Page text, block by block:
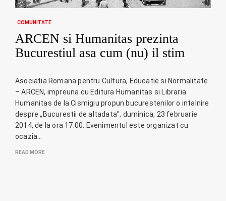
COMUNITATE
ARCEN si Humanitas prezinta
Bucurestiul asa cum (nu) il stim
Asociatia Romana pentru Cultura, Educatie si Normalitate
– ARCEN, impreuna cu Editura Humanitas si Libraria
Humanitas de la Cismigiu propun bucurestenilor o intalnire
despre „Bucurestii de altadata”, duminica, 23 februarie
2014, de la ora 17.00. Evenimentul este organizat cu
ocazia…
READ MORE